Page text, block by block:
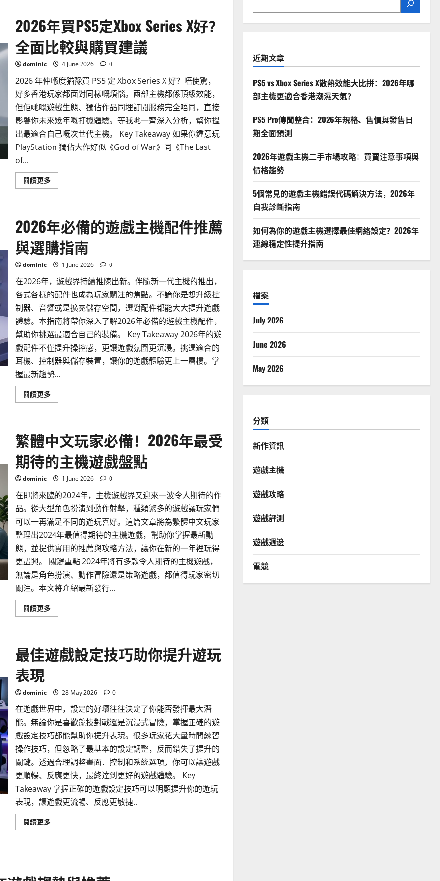
2026年買PS5定Xbox Series X好？
全面比較與購買建議
dominic 4 June 2026 0
2026 年仲喺度猶豫買 PS5 定 Xbox Series X 好？唔使驚，
好多香港玩家都面對同樣嘅煩惱。兩部主機都係頂級效能，
但佢哋嘅遊戲生態、獨佔作品同埋訂閱服務完全唔同，直接
影響你未來幾年嘅打機體驗。等我哋一齊深入分析，幫你搵
出最適合自己嘅次世代主機。 Key Takeaway 如果你鍾意玩
PlayStation 獨佔大作好似《God of War》同《The Last
of...
閱讀更多Read
more
PS5
定
Xbox
Series
X
好？
全
面
較
與
購
買
建
議
2026年必備的遊戲主機配件推薦
與選購指南
dominic 1 June 2026 0
在2026年，遊戲界持續推陳出新。伴隨新一代主機的推出，
各式各樣的配件也成為玩家關注的焦點。不論你是想升級控
制器、音響或是擴充儲存空間，選對配件都能大大提升遊戲
體驗。本指南將帶你深入了解2026年必備的遊戲主機配件，
幫助你挑選最適合自己的裝備。 Key Takeaway 2026年的遊
戲配件不僅提升操控感，更讓遊戲氛圍更沉浸。挑選適合的
耳機、控制器與儲存裝置，讓你的遊戲體驗更上一層樓。掌
握最新趨勢...
閱讀更多Read
more
備
的
遊
戲
主
機
配
件
推
薦
與
選
購
指
南
繁體中文玩家必備！2026年最受
期待的主機遊戲盤點
dominic 1 June 2026 0
在即將來臨的2024年，主機遊戲界又迎來一波令人期待的作
品。從大型角色扮演到動作射擊，種類繁多的遊戲讓玩家們
可以一再滿足不同的遊玩喜好。這篇文章將為繁體中文玩家
整理出2024年最值得期待的主機遊戲，幫助你掌握最新動
態，並提供實用的推薦與攻略方法，讓你在新的一年裡玩得
更盡興。 關鍵重點 2024年將有多款令人期待的主機遊戲，
無論是角色扮演、動作冒險還是策略遊戲，都值得玩家密切
關注。本文將介紹最新發行...
閱讀更多Read
more
文
玩
家
年
最
受
期
待
的
主
機
遊
戲
盤
點
最佳遊戲設定技巧助你提升遊玩
表現
dominic 28 May 2026 0
在遊戲世界中，設定的好壞往往決定了你能否發揮最大潛
能。無論你是喜歡競技對戰還是沉浸式冒險，掌握正確的遊
戲設定技巧都能幫助你提升表現。很多玩家花大量時間練習
操作技巧，但忽略了最基本的設定調整，反而錯失了提升的
關鍵。透過合理調整畫面、控制和系統選項，你可以讓遊戲
更順暢、反應更快，最終達到更好的遊戲體驗。 Key
Takeaway 掌握正確的遊戲設定技巧可以明顯提升你的遊玩
表現，讓遊戲更流暢、反應更敏捷...
閱讀更多Read
more
定
近期文章
PS5 vs Xbox Series X散熱效能大比拼：2026年哪
部主機更適合香港潮濕天氣？
PS5 Pro傳聞整合：2026年規格、售價與發售日
期全面預測
2026年遊戲主機二手市場攻略：買賣注意事項與
價格趨勢
5個常見的遊戲主機錯誤代碼解決方法，2026年
自我診斷指南
如何為你的遊戲主機選擇最佳網絡設定？2026年
連線穩定性提升指南
檔案
July 2026
June 2026
May 2026
分類
新作資訊
遊戲主機
遊戲攻略
遊戲評測
遊戲週邊
電競